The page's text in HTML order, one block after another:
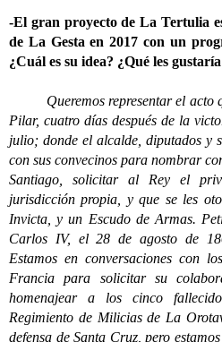
-El gran proyecto de La Tertulia
de La Gesta en 2017 con un
¿Cuál es su idea? ¿Qué les
Queremos representar el acto
Pilar, cuatro días después de la
julio; donde el alcalde, diputados y
con sus convecinos para nombrar
Santiago, solicitar al Rey el
jurisdicción propia, y que se les
Invicta, y un Escudo de Armas.
Carlos IV, el 28 de agosto de
Estamos en conversaciones con
Francia para solicitar su
homenajear a los cinco
Regimiento de Milicias de La
defensa de Santa Cruz, pero